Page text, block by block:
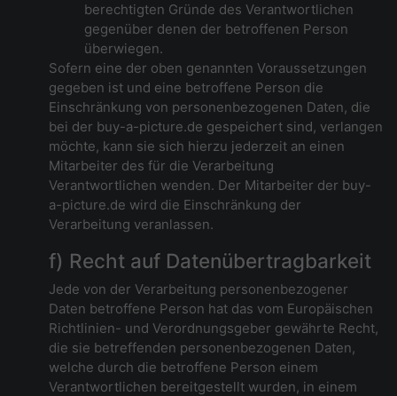
berechtigten Gründe des Verantwortlichen
gegenüber denen der betroffenen Person
überwiegen.
Sofern eine der oben genannten Voraussetzungen
gegeben ist und eine betroffene Person die
Einschränkung von personenbezogenen Daten, die
bei der buy-a-picture.de gespeichert sind, verlangen
möchte, kann sie sich hierzu jederzeit an einen
Mitarbeiter des für die Verarbeitung
Verantwortlichen wenden. Der Mitarbeiter der buy-
a-picture.de wird die Einschränkung der
Verarbeitung veranlassen.
f) Recht auf Datenübertragbarkeit
Jede von der Verarbeitung personenbezogener
Daten betroffene Person hat das vom Europäischen
Richtlinien- und Verordnungsgeber gewährte Recht,
die sie betreffenden personenbezogenen Daten,
welche durch die betroffene Person einem
Verantwortlichen bereitgestellt wurden, in einem